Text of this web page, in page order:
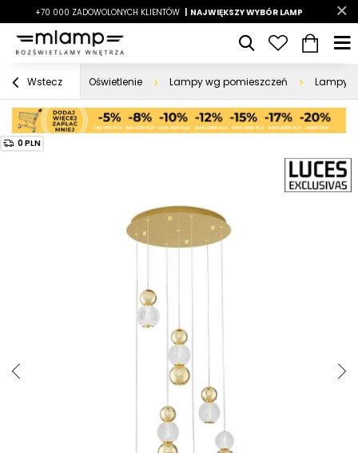
-7% LATO7
+70 000 ZADOWOLONYCH KLIENTÓW | NAJWIĘKSZY WYBÓR LAMP
| |
Wstecz Oświetlenie Lampy wg pomieszczeń Lampy
0 PLN